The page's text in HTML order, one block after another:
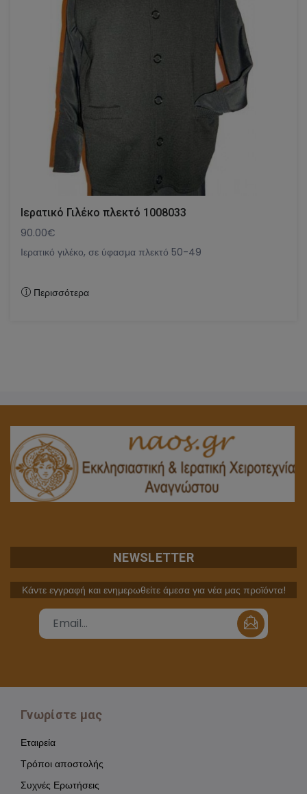
Ιερατικό Γιλέκο πλεκτό 1008033
90.00€
Ιερατικό γιλέκο, σε ύφασμα πλεκτό 50-49
Περισσότερα
NEWSLETTER
Κάντε εγγραφή και ενημερωθείτε άμεσα για νέα μας προϊόντα!
Γνωρίστε μας
Εταιρεία
Τρόποι αποστολής
Συχνές Ερωτήσεις